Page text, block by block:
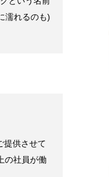
濡れるのも)
提供させて
の社員が働